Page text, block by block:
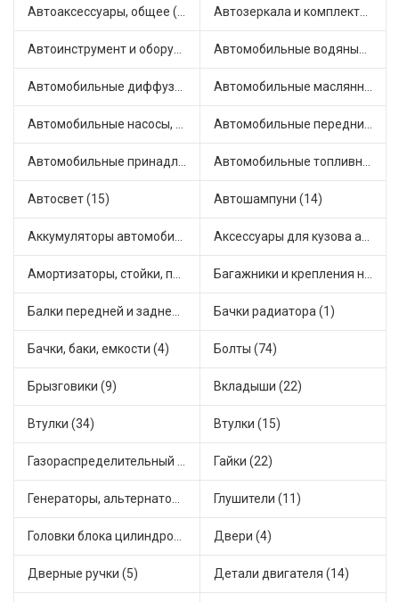
Автоаксессуары, общее (1) Автозеркала и комплектующие (3)
Автоинструмент и оборудование (7) Автомобильные водяные насосы (14)
Автомобильные диффузоры и вентиляторы (4) Автомобильные маслянные насосы (7)
Автомобильные насосы, компрессоры и манометры (1) Автомобильные передние фары (2)
Автомобильные принадлежности и аксессуары (4) Автомобильные топливные насосы (16)
Автосвет (15) Автошампуни (14)
Аккумуляторы автомобильные (1) Аксессуары для кузова автомобиля (1)
Амортизаторы, стойки, подушки стоек (36) Багажники и крепления на крышу (1)
Балки передней и задней подвески (4) Бачки радиатора (1)
Бачки, баки, емкости (4) Болты (74)
Брызговики (9) Вкладыши (22)
Втулки (34) Втулки (15)
Газораспределительный механизм (2) Гайки (22)
Генераторы, альтернаторы и комплектующие (28) Глушители (11)
Головки блока цилиндров (2) Двери (4)
Дверные ручки (5) Детали двигателя (14)